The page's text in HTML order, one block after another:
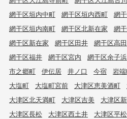
網干区垣内中町
網干区垣内西町 網
網干区垣内南町
網干区北新在家 網
網干区新在家
網干区田井 網干区高田
網干区福井
網干区宮内 網干区余子浜
市之郷町
伊伝居 井ノ口 今宿 岩
大塩町
大塩町宮前 大津区恵美酒町
大津区北天満町
大津区吉美 大津区
大津区長松
大津区西土井 大津区平松